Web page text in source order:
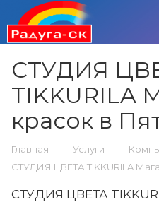
СТУДИЯ
TIKKURILA
красок в
Главная — Услуги —
СТУДИЯ ЦВЕТА TIKKURILA
СТУДИЯ ЦВЕТА